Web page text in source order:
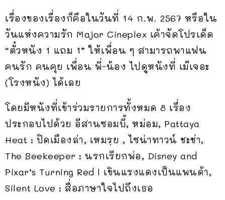
เรื่องของเรื่องก็คือในวันที่ 14 ก.พ. 2567 หรือใน
วันแห่งความรัก Major Cineplex เค้าจัดโปรเด็ด
“ตั๋วหนัง 1 แถม 1” ให้เพื่อน ๆ สามารถพาแฟน
คนรัก คนคุย เพื่อน พี่-น้อง ไปดูหนังที่ เม๊เจอะ
(โรงหนัง) ได้เลย
โดยมีหนังที่เข้าร่วมรายการทั้งหมด 8 เรื่อง
ประกอบไปด้วย อีสานซอมบี้, หม่อม, Pattaya
Heat : ปิดเมืองล่า, เหมรฺย , ไซน่าทาวน์ ชะช่า,
The Beekeeper : นรกเรียกพ่อ, Disney and
Pixar’s Turning Red l เขินแรงแดงเป็นแพนด้า,
Silent Love : สื่อภาษาใจไปถึงเธอ